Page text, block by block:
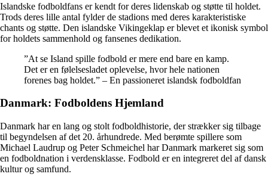
Islandske fodboldfans er kendt for deres lidenskab og støtte til holdet.
Trods deres lille antal fylder de stadions med deres karakteristiske
chants og støtte. Den islandske Vikingeklap er blevet et ikonisk symbol
for holdets sammenhold og fansenes dedikation.
”At se Island spille fodbold er mere end bare en kamp.
Det er en følelsesladet oplevelse, hvor hele nationen
forenes bag holdet.” – En passioneret islandsk fodboldfan
Danmark: Fodboldens Hjemland
Danmark har en lang og stolt fodboldhistorie, der strækker sig tilbage
til begyndelsen af det 20. århundrede. Med berømte spillere som
Michael Laudrup og Peter Schmeichel har Danmark markeret sig som
en fodboldnation i verdensklasse. Fodbold er en integreret del af dansk
kultur og samfund.